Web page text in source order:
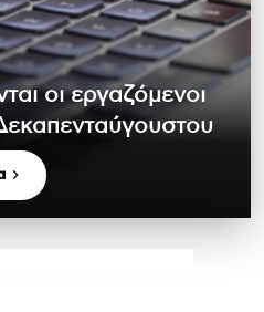
οι εργαζόμενοι